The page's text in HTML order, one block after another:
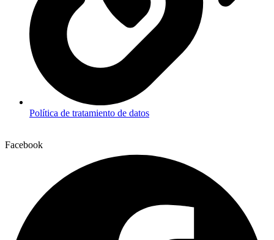
Política de tratamiento de datos
Facebook